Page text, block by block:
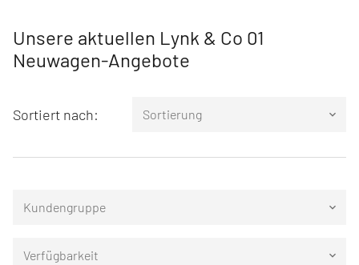
Unsere aktuellen Lynk & Co 01
Neuwagen-Angebote
Sortiert nach: Sortierung keyboard_arrow_down
Kundengruppe keyboard_arrow_down
Verfügbarkeit keyboard_arrow_down